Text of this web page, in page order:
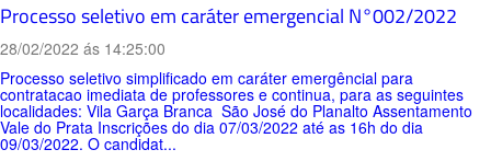
Processo seletivo em caráter emergencial N°002/2022
28/02/2022 ás 14:25:00
Processo seletivo simplificado em caráter emergêncial para
contratacao imediata de professores e continua, para as seguintes
localidades: Vila Garça Branca São José do Planalto Assentamento
Vale do Prata Inscrições do dia 07/03/2022 até as 16h do dia
09/03/2022. O candidat...